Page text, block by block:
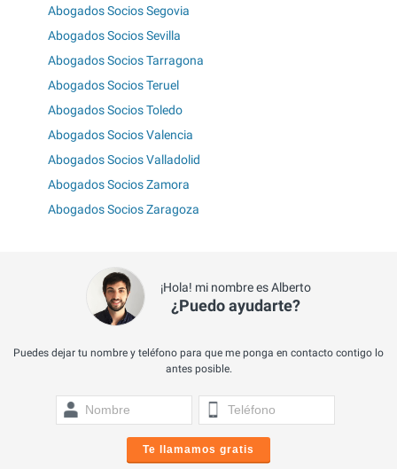
Abogados Socios Segovia
Abogados Socios Sevilla
Abogados Socios Tarragona
Abogados Socios Teruel
Abogados Socios Toledo
Abogados Socios Valencia
Abogados Socios Valladolid
Abogados Socios Zamora
Abogados Socios Zaragoza
¡Hola! mi nombre es Alberto
¿Puedo ayudarte?
Puedes dejar tu nombre y teléfono para que me ponga en contacto contigo lo
antes posible.
Te llamamos gratis